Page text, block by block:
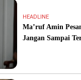
HEADLINE
Ma’ruf Amin
Jangan Sampai